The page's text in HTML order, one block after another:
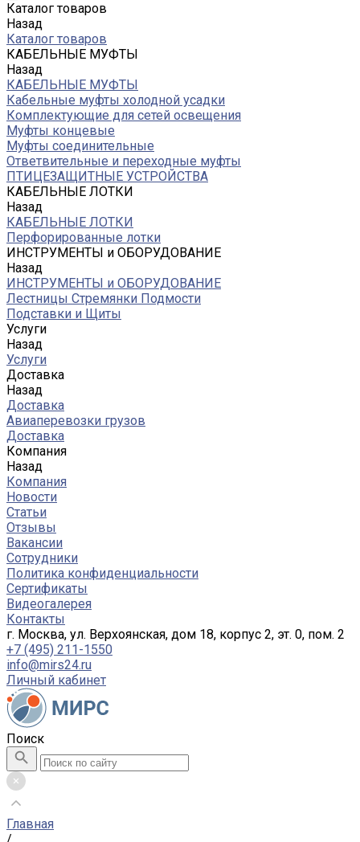
Каталог товаров
Назад
Каталог товаров
КАБЕЛЬНЫЕ МУФТЫ
Назад
КАБЕЛЬНЫЕ МУФТЫ
Кабельные муфты холодной усадки
Комплектующие для сетей освещения
Муфты концевые
Муфты соединительные
Ответвительные и переходные муфты
ПТИЦЕЗАЩИТНЫЕ УСТРОЙСТВА
КАБЕЛЬНЫЕ ЛОТКИ
Назад
КАБЕЛЬНЫЕ ЛОТКИ
Перфорированные лотки
ИНСТРУМЕНТЫ и ОБОРУДОВАНИЕ
Назад
ИНСТРУМЕНТЫ и ОБОРУДОВАНИЕ
Лестницы Стремянки Подмости
Подставки и Щиты
Услуги
Назад
Услуги
Доставка
Назад
Доставка
Авиаперевозки грузов
Доставка
Компания
Назад
Компания
Новости
Статьи
Отзывы
Вакансии
Сотрудники
Политика конфиденциальности
Сертификаты
Видеогалерея
Контакты
г. Москва, ул. Верхоянская, дом 18, корпус 2, эт. 0, пом. 2
+7 (495) 211-1550
info@mirs24.ru
Личный кабинет
Поиск
Главная